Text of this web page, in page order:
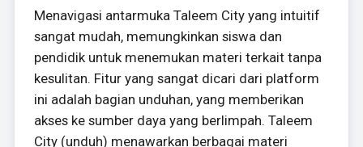
Menavigasi antarmuka Taleem City yang intuitif
sangat mudah, memungkinkan siswa dan
pendidik untuk menemukan materi terkait tanpa
kesulitan. Fitur yang sangat dicari dari platform
ini adalah bagian unduhan, yang memberikan
akses ke sumber daya yang berlimpah. Taleem
City (unduh) menawarkan berbagai materi